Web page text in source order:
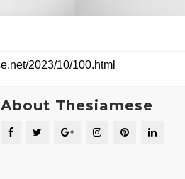
About Thesiamese